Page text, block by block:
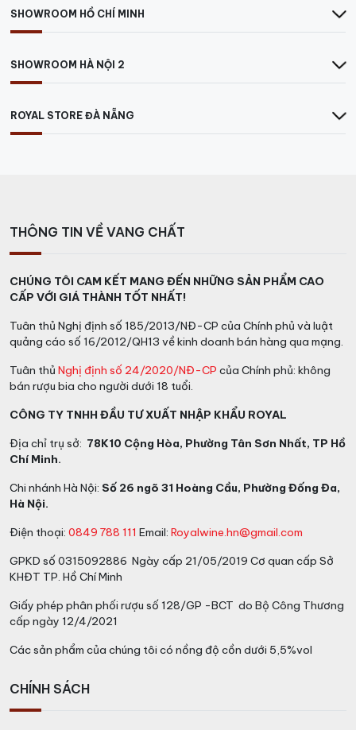
SHOWROOM HỒ CHÍ MINH
SHOWROOM HÀ NỘI 2
ROYAL STORE ĐÀ NẴNG
THÔNG TIN VỀ VANG CHẤT
CHÚNG TÔI CAM KẾT MANG ĐẾN NHỮNG SẢN PHẨM CAO
CẤP VỚI GIÁ THÀNH TỐT NHẤT!
Tuân thủ Nghị định số 185/2013/NĐ-CP của Chính phủ và luật
quảng cáo số 16/2012/QH13 về kinh doanh bán hàng qua mạng.
Tuân thủ Nghị định số 24/2020/NĐ-CP của Chính phủ: không
bán rượu bia cho người dưới 18 tuổi.
CÔNG TY TNHH ĐẦU TƯ XUẤT NHẬP KHẨU ROYAL
Địa chỉ trụ sở: 78K10 Cộng Hòa, Phường Tân Sơn Nhất, TP Hồ
Chí Minh.
Chi nhánh Hà Nội: Số 26 ngõ 31 Hoàng Cầu, Phường Đống Đa,
Hà Nội.
Điện thoại: 0849 788 111 Email: Royalwine.hn@gmail.com
GPKD số 0315092886 Ngày cấp 21/05/2019 Cơ quan cấp Sở
KHĐT TP. Hồ Chí Minh
Giấy phép phân phối rượu số 128/GP -BCT do Bộ Công Thương
cấp ngày 12/4/2021
Các sản phẩm của chúng tôi có nồng độ cồn dưới 5,5%vol
CHÍNH SÁCH